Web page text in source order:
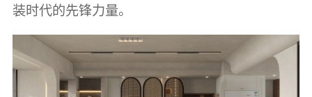
装时代的先锋力量。